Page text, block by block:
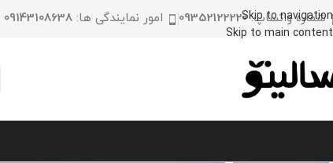
Skip to navigation
Skip to main content
شماره واتساپ:09352122220 امور نمایندگی ها: 09143108638